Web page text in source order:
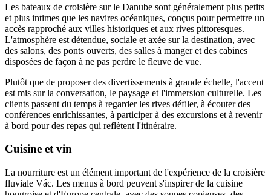
Les bateaux de croisière sur le Danube sont généralement plus petits
et plus intimes que les navires océaniques, conçus pour permettre un
accès rapproché aux villes historiques et aux rives pittoresques.
L'atmosphère est détendue, sociale et axée sur la destination, avec
des salons, des ponts ouverts, des salles à manger et des cabines
disposées de façon à ne pas perdre le fleuve de vue.
Plutôt que de proposer des divertissements à grande échelle, l'accent
est mis sur la conversation, le paysage et l'immersion culturelle. Les
clients passent du temps à regarder les rives défiler, à écouter des
conférences enrichissantes, à participer à des excursions et à revenir
à bord pour des repas qui reflètent l'itinéraire.
Cuisine et vin
La nourriture est un élément important de l'expérience de la croisière
fluviale Vác. Les menus à bord peuvent s'inspirer de la cuisine